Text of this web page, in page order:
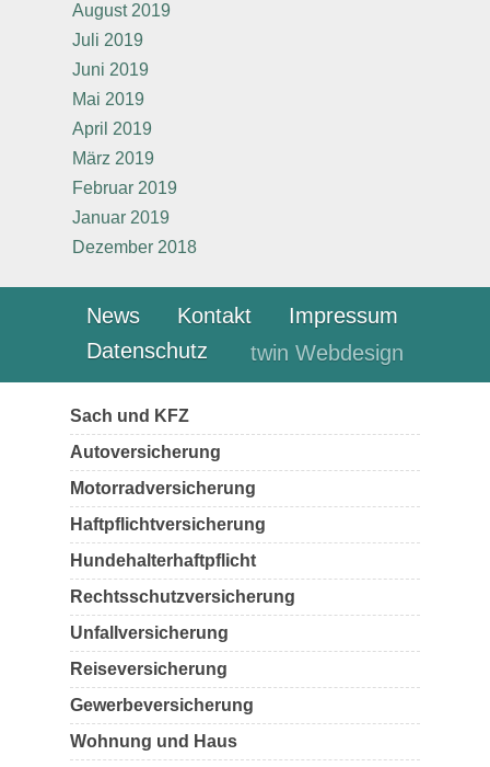
August 2019
Juli 2019
Juni 2019
Mai 2019
April 2019
März 2019
Februar 2019
Januar 2019
Dezember 2018
News Kontakt
Impressum
Datenschutz
twin Webdesign
Sach und KFZ
Autoversicherung
Motorradversicherung
Haftpflichtversicherung
Hundehalterhaftpflicht
Rechtsschutzversicherung
Unfallversicherung
Reiseversicherung
Gewerbeversicherung
Wohnung und Haus